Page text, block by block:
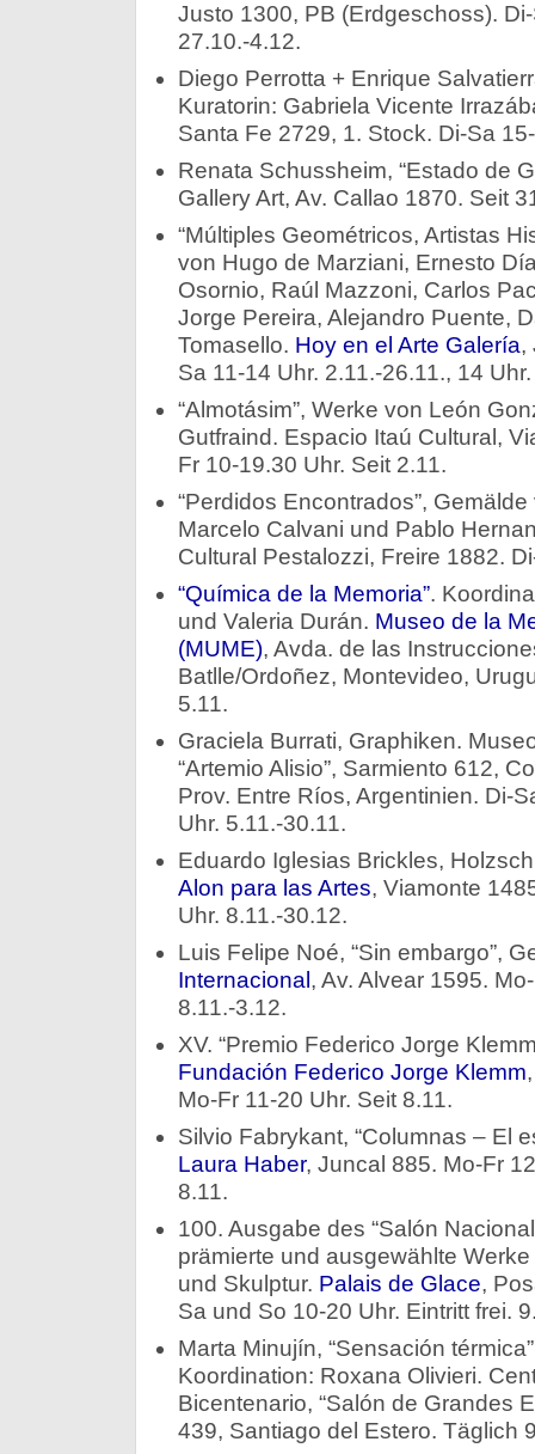
Justo 1300, PB (Erdgeschoss).
27.10.-4.12.
Diego Perrotta + Enrique
Kuratorin: Gabriela Vicente
Santa Fe 2729, 1. Stock. Di-Sa
Renata Schussheim, “Estado de
Gallery Art, Av. Callao 1870. Seit
“Múltiples Geométricos, Artistas
von Hugo de Marziani, Ernesto
Osornio, Raúl Mazzoni, Carlos
Jorge Pereira, Alejandro Puente,
Tomasello. Hoy en el Arte Galería,
Sa 11-14 Uhr. 2.11.-26.11., 14 Uhr.
“Almotásim”, Werke von León
Gutfraind. Espacio Itaú Cultural,
Fr 10-19.30 Uhr. Seit 2.11.
“Perdidos Encontrados”,
Marcelo Calvani und Pablo
Cultural Pestalozzi, Freire 1882.
“Química de la Memoria”.
und Valeria Durán. Museo de la
(MUME), Avda. de las
Batlle/Ordoñez, Montevideo,
5.11.
Graciela Burrati, Graphiken.
“Artemio Alisio”, Sarmiento 612,
Prov. Entre Ríos, Argentinien. Di-
Uhr. 5.11.-30.11.
Eduardo Iglesias Brickles,
Alon para las Artes, Viamonte
Uhr. 8.11.-30.12.
Luis Felipe Noé, “Sin embargo”,
Internacional , Av. Alvear 1595.
8.11.-3.12.
XV. “Premio Federico Jorge
Fundación Federico Jorge Klemm
Mo-Fr 11-20 Uhr. Seit 8.11.
Silvio Fabrykant, “Columnas – El
Laura Haber, Juncal 885. Mo-Fr
8.11.
100. Ausgabe des “Salón
prämierte und ausgewählte
und Skulptur. Palais de Glace,
Sa und So 10-20 Uhr. Eintritt frei.
Marta Minujín, “Sensación
Koordination: Roxana Olivieri.
Bicentenario, “Salón de Grandes
439, Santiago del Estero. Täglich